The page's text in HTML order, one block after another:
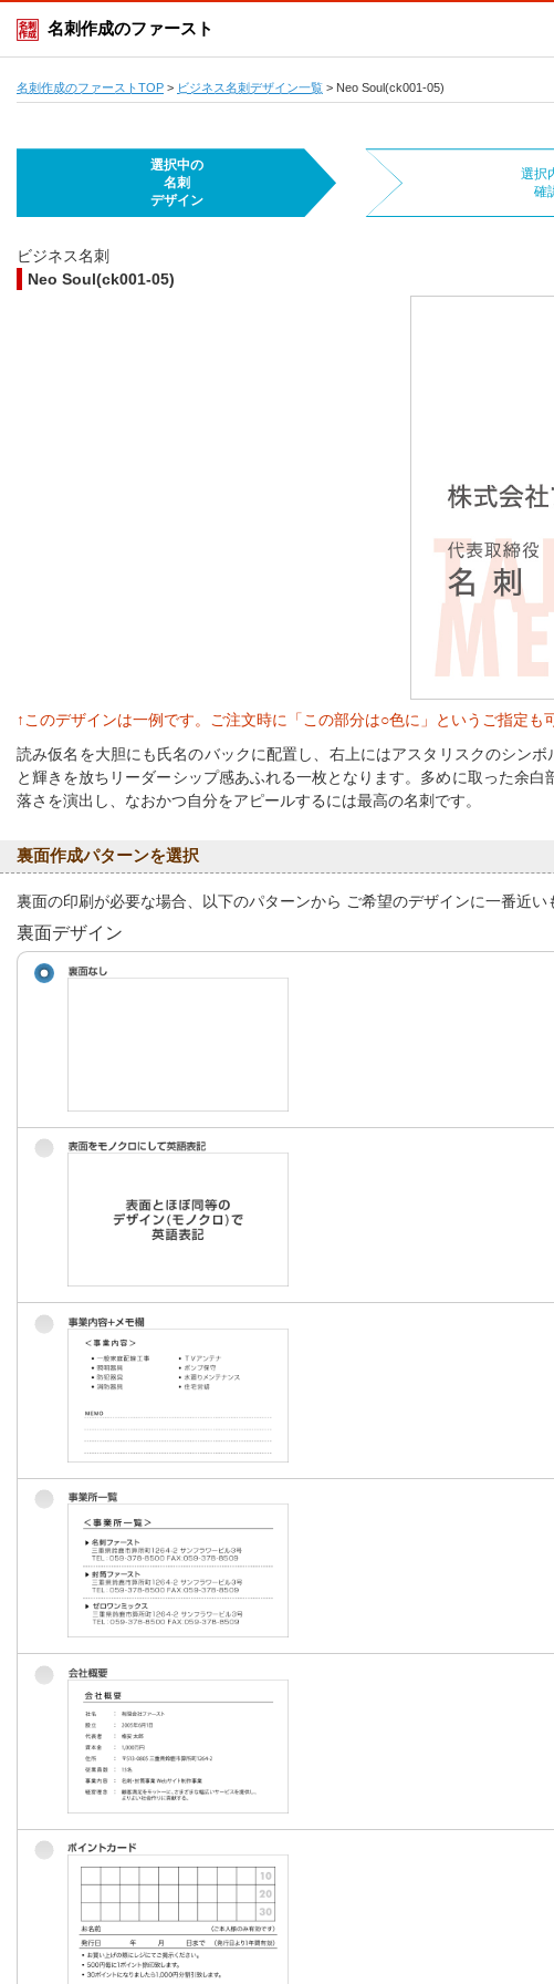
名刺作成のファースト
名刺作成のファーストTOP > ビジネス名刺デザイン一覧 > Neo Soul(ck001-05)
選択中の
名刺
デザイン
選択
確
ビジネス名刺
Neo Soul(ck001-05)
↑このデザインは一例です。ご注文時に「この部分は○色に」というご指定も
読み仮名を大胆にも氏名のバックに配置し、右上にはアスタリスクのシン
と輝きを放ちリーダーシップ感あふれる一枚となります。多めに取った余
落さを演出し、なおかつ自分をアピールするには最高の名刺です。
裏面作成パターンを選択
裏面の印刷が必要な場合、以下のパターンから ご希望のデザインに一番近い
裏面デザイン